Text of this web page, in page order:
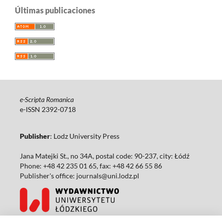
Últimas publicaciones
e-Scripta Romanica
e-ISSN 2392-0718
Publisher: Lodz University Press
Jana Matejki St., no 34A, postal code: 90-237, city: Łódź
Phone: +48 42 235 01 65, fax: +48 42 66 55 86
Publisher's office: journals@uni.lodz.pl